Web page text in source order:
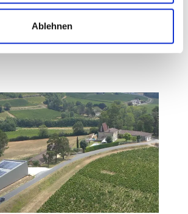
Ablehnen
615.000 kWh Strom pro Jahr,
etwa dem Jahresverbrauch
Drei-Personen-Haushalten